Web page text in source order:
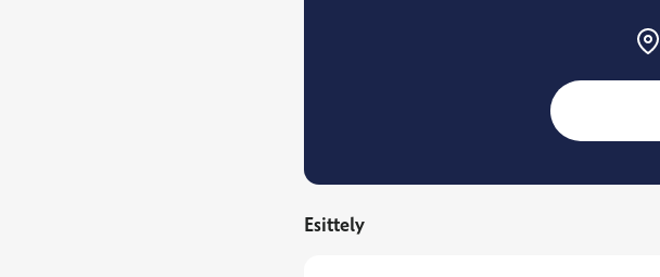
Esittely